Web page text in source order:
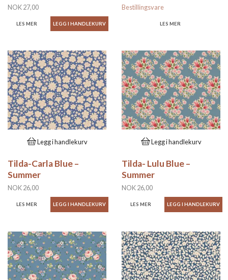
NOK 27,00
LES MER
Bestillingsvare
LES MER
Legg i handlekurv
Tilda-Carla Blue –
Summer
NOK 26,00
LES MER
Legg i handlekurv
Tilda- Lulu Blue –
Summer
NOK 26,00
LES MER